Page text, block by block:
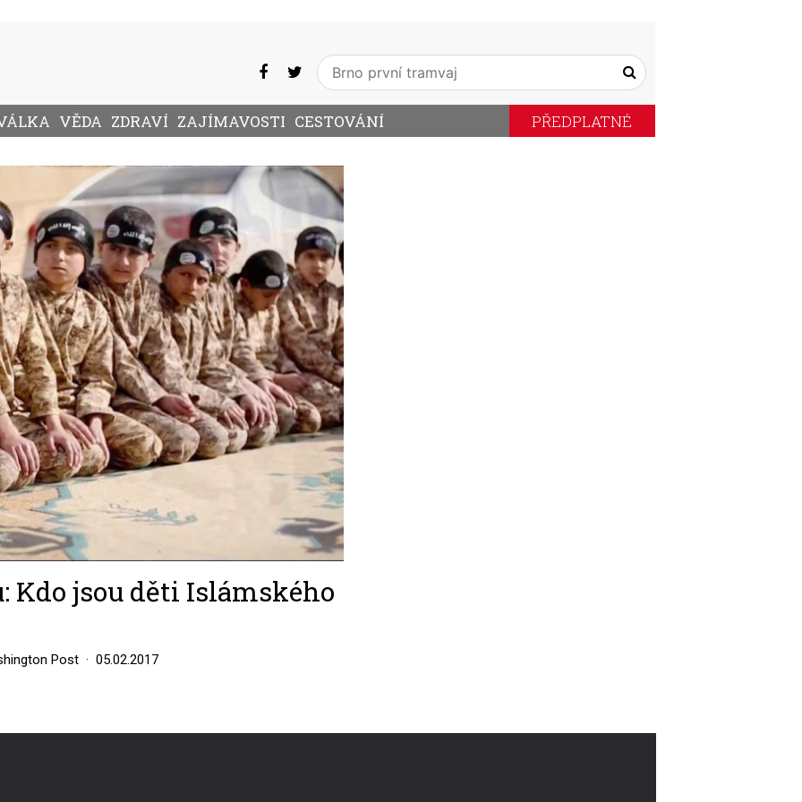
VĚDA ZDRAVÍ ZAJÍMAVOSTI CESTOVÁNÍ PŘEDPLATNÉ
jsou děti Islámského
Post 05.02.2017